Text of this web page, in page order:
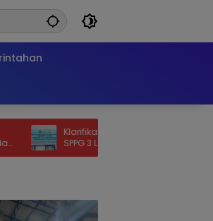
Klarifikasi Dugaan Buah Tidak Layak di
SPPG 3 Lahusa: Tidak Disajikan,
Langsung Diganti